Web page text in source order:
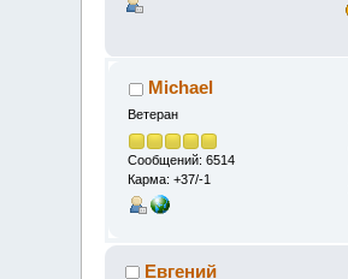
Michael
Ветеран
Сообщений: 6514
Карма: +37/-1
Евгений